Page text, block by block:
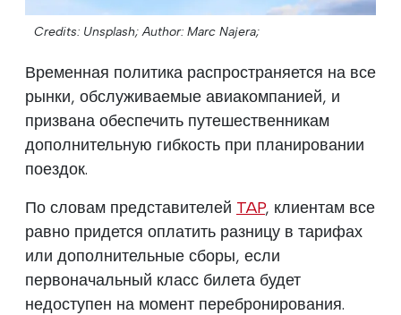
Credits: Unsplash; Author: Marc Najera;
Временная политика распространяется на все
рынки, обслуживаемые авиакомпанией, и
призвана обеспечить путешественникам
дополнительную гибкость при планировании
поездок.
По словам представителей TAP, клиентам все
равно придется оплатить разницу в тарифах
или дополнительные сборы, если
первоначальный класс билета будет
недоступен на момент перебронирования.